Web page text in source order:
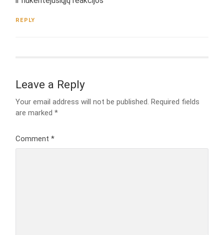
REPLY
Leave a Reply
Your email address will not be published. Required fields
are marked*
Comment*